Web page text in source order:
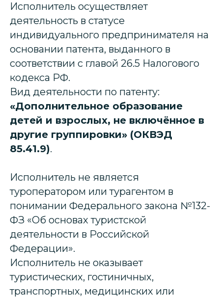
Исполнитель осуществляет
деятельность в статусе
индивидуального предпринимателя на
основании патента, выданного в
соответствии с главой 26.5 Налогового
кодекса РФ.
Вид деятельности по патенту:
«Дополнительное образование
детей и взрослых, не включённое в
другие группировки» (ОКВЭД
85.41.9).
Исполнитель не является
туроператором или турагентом в
понимании Федерального закона №132-
ФЗ «Об основах туристской
деятельности в Российской
Федерации».
Исполнитель не оказывает
туристических, гостиничных,
транспортных, медицинских или